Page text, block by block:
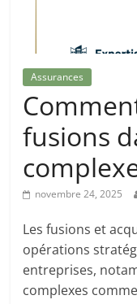
Assurances
fusions
novembre 24, 2025
Les fusions et
opérations
entreprises,
complexes